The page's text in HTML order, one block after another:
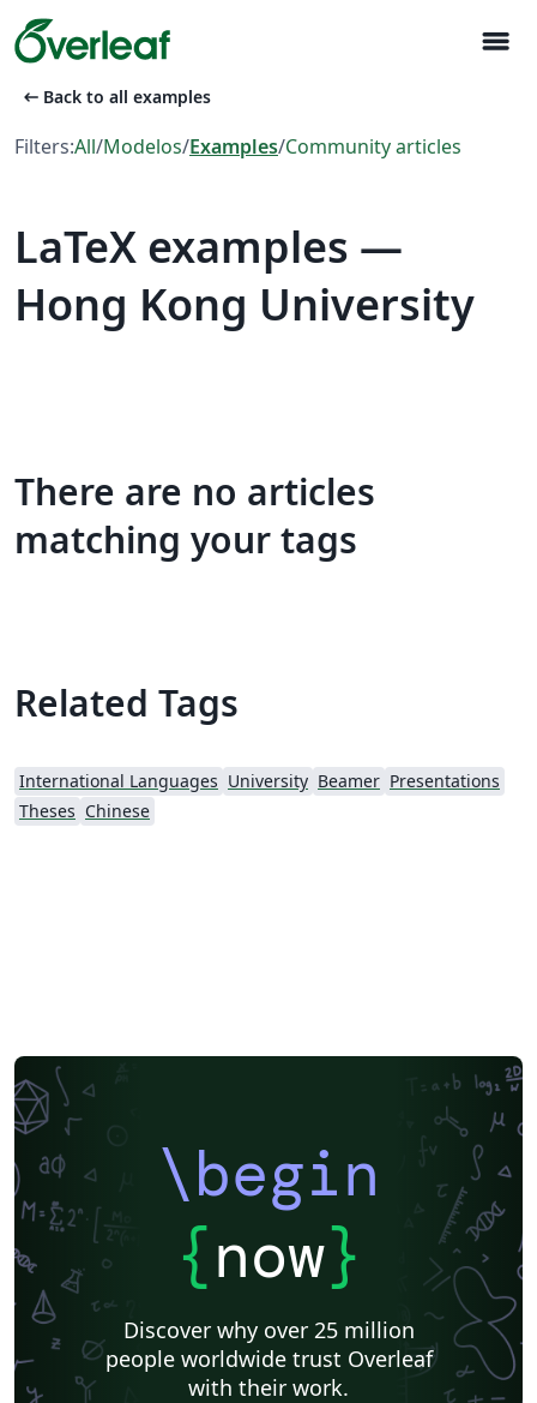
menu
arrow_left_alt Back to all examples
Filters:All/Modelos/Examples/Community articles
LaTeX examples —
Hong Kong University
There are no articles
matching your tags
Related Tags
International Languages University Beamer Presentations
Theses Chinese
\begin
{now}
Discover why over 25 million
people worldwide trust Overleaf
with their work.